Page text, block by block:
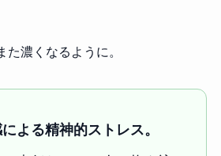
濃くなるように。
よる精神的ストレス。